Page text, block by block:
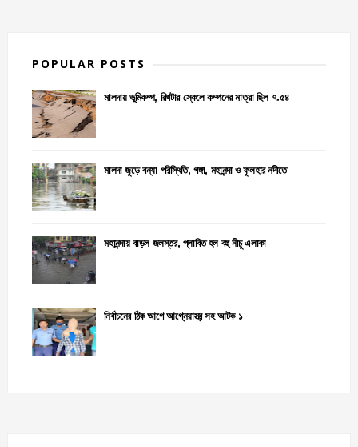
POPULAR POSTS
মালদায় ভূমিকম্প, রিখটার স্কেলে কম্পনের মাত্রা ছিল ৭.৫৪
মালদা জুড়ে বন্যা পরিস্থিতি, গঙ্গা, মহানন্দা ও ফুলহার নদীতে
মহানন্দায় বাড়ল জলস্তর, প্লাবিত হল বহু নীচু এলাকা
নির্বাচনের ঠিক আগে আগ্নেয়াস্ত্র সহ আটক ১